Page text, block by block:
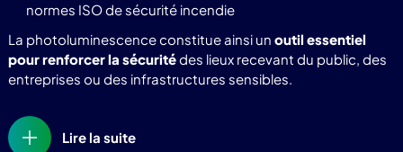
normes ISO de sécurité incendie
La photoluminescence constitue ainsi un outil essentiel
pour renforcer la sécuritédes lieux recevant du public, des
entreprises ou des infrastructures sensibles.
Lire la suite